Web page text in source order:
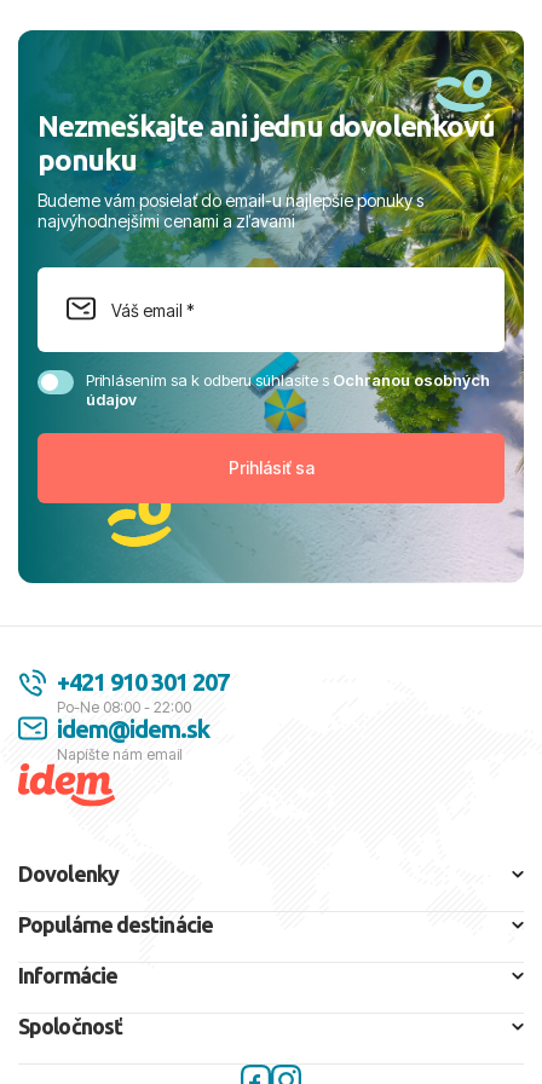
Nezmeškajte ani jednu dovolenkovú
ponuku
Budeme vám posielať do email-u najlepšie ponuky s
najvýhodnejšími cenami a zľavami
Prihlásením sa k odberu súhlasíte sOchranou osobných
údajov
+421 910 301 207
Po-Ne 08:00 - 22:00
idem@idem.sk
Napíšte nám email
Dovolenky
Populárne destinácie
Informácie
Spoločnosť